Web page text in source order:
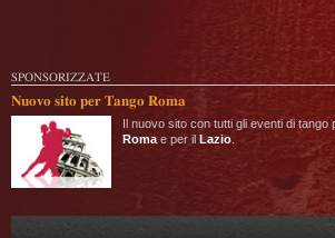
SPONSORIZZATE
Nuovo sito per Tango Roma
Il nuovo sito con tutti gli eventi di tango
Roma e per il Lazio